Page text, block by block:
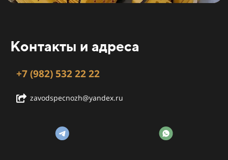
Контакты и адреса
+7 (982) 532 22 22
zavodspecnozh@yandex.ru